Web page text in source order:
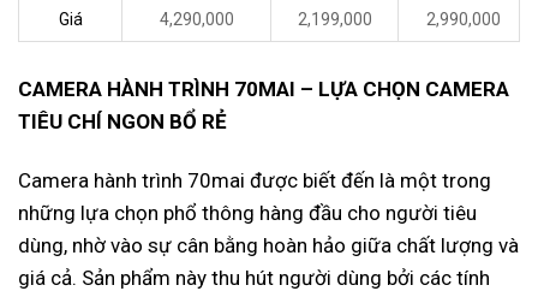
Giá 4,290,000 2,199,000 2,990,000
CAMERA HÀNH TRÌNH 70MAI – LỰA CHỌN CAMERA
TIÊU CHÍ NGON BỔ RẺ
Camera hành trình 70mai được biết đến là một trong
những lựa chọn phổ thông hàng đầu cho người tiêu
dùng, nhờ vào sự cân bằng hoàn hảo giữa chất lượng và
giá cả. Sản phẩm này thu hút người dùng bởi các tính